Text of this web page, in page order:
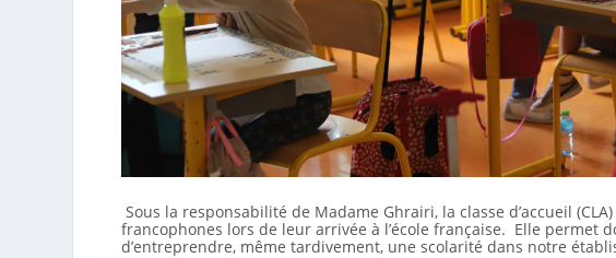
Sous la responsabilité de Madame Ghrairi, la classe d’accueil
francophones lors de leur arrivée à l’école française. Elle permet
d’entreprendre, même tardivement, une scolarité dans notre